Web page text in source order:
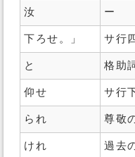
汝 ー
下ろせ。」 サ行
と 格助
仰せ サ行
られ 尊敬
けれ 過去